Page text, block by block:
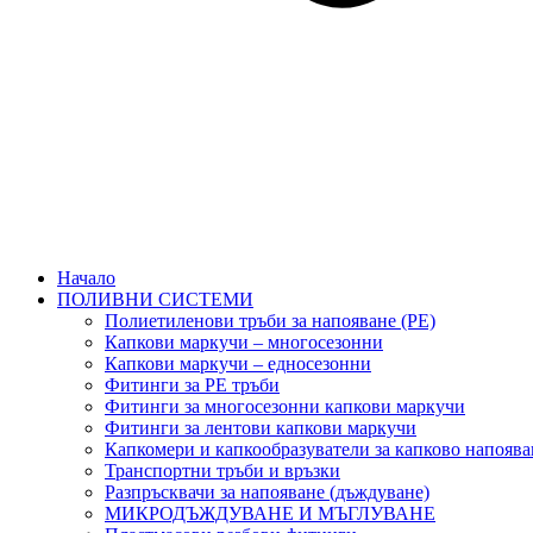
Начало
ПОЛИВНИ СИСТЕМИ
Полиетиленови тръби за напояване (PE)
Капкови маркучи – многосезонни
Капкови маркучи – едносезонни
Фитинги за PE тръби
Фитинги за многосезонни капкови маркучи
Фитинги за лентови капкови маркучи
Капкомери и капкообразуватели за капково
Транспортни тръби и връзки
Разпръсквачи за напояване (дъждуване)
МИКРОДЪЖДУВАНЕ И МЪГЛУВАНЕ